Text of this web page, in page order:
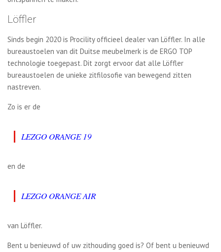
Löffler
Sinds begin 2020 is Procility officieel dealer van Löffler. In alle
bureaustoelen van dit Duitse meubelmerk is de ERGO TOP
technologie toegepast. Dit zorgt ervoor dat alle Löffler
bureaustoelen de unieke zitfilosofie van bewegend zitten
nastreven.
Zo is er de
LEZGO ORANGE 19
en de
LEZGO ORANGE AIR
van Löffler.
Bent u benieuwd of uw zithouding goed is? Of bent u benieuwd